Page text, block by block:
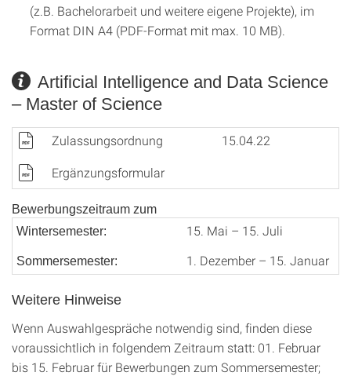
(z.B. Bachelorarbeit und weitere eigene Projekte), im
Format DIN A4 (PDF-Format mit max. 10 MB).
Artificial Intelligence and Data Science
– Master of Science
Zulassungsordnung
15.04.22
Ergänzungsformular
Bewerbungszeitraum zum
Wintersemester:
15. Mai – 15. Juli
Sommersemester: 1. Dezember – 15. Januar
Weitere Hinweise
Wenn Auswahlgespräche notwendig sind, finden diese
voraussichtlich in folgendem Zeitraum statt: 01. Februar
bis 15. Februar für Bewerbungen zum Sommersemester;